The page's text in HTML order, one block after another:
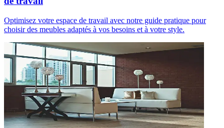
Optimisez votre espace de travail avec notre guide pratique pour
choisir des meubles adaptés à vos besoins et à votre style.